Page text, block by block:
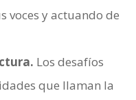
voces y actuando de
Los desafíos
que llaman la